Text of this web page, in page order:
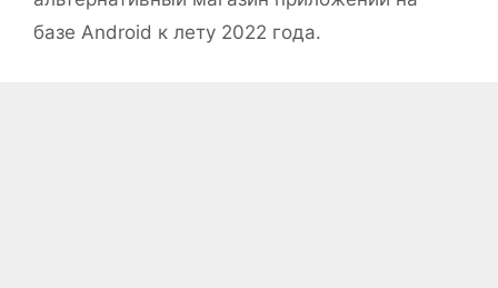
базе Android к лету 2022 года.